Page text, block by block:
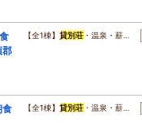
郡
【全1棟】貸別荘 ・温泉・薪…
食
【全1棟】貸別荘 ・温泉・薪…